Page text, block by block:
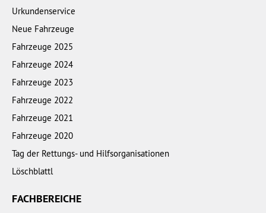
Urkundenservice
Neue Fahrzeuge
Fahrzeuge 2025
Fahrzeuge 2024
Fahrzeuge 2023
Fahrzeuge 2022
Fahrzeuge 2021
Fahrzeuge 2020
Tag der Rettungs- und Hilfsorganisationen
Löschblattl
FACHBEREICHE